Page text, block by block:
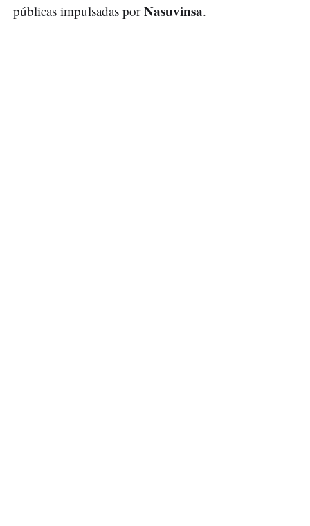
públicas impulsadas porNasuvinsa.